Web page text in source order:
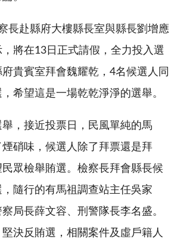
長赴縣府大樓縣長室與縣長劉增應
將在13日正式請假，全力投入選
貴賓室拜會魏耀乾，4名候選人同
希望這是一場乾乾淨淨的選舉。
，接近投票日，民風單純的馬
硝味，候選人除了拜票還是拜
眾檢舉賄選。檢察長拜會縣長候
隨行的有馬祖調查站主任吳家
局長薛文容、刑警隊長李名盛。
決反賄選，相關案件及虛戶籍人